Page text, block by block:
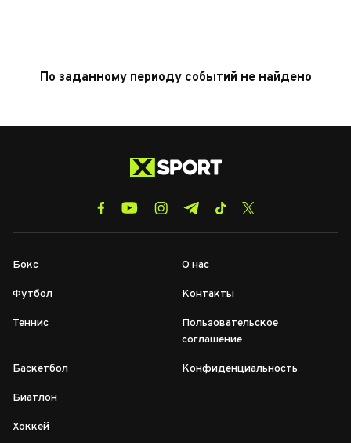
По заданному периоду событий не найдено
Бокс
Футбол
Теннис
Баскетбол
Биатлон
Хоккей
О нас
Контакты
Пользовательское
соглашение
Конфиденциальность